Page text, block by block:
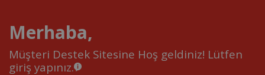
Merhaba,
Müşteri Destek Sitesine Hoş geldiniz! Lütfen
giriş yapınız.